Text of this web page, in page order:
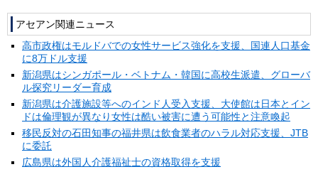
アセアン関連ニュース
高市政権はモルドバでの女性サービス強化を支援、国連人口基金
に8万ドル支援
新潟県はシンガポール・ベトナム・韓国に高校生派遣、グローバ
ル探究リーダー育成
新潟県は介護施設等へのインド人受入支援、大使館は日本とイン
ドは倫理観が異なり女性は酷い被害に遭う可能性と注意喚起
移民反対の石田知事の福井県は飲食業者のハラル対応支援、JTB
に委託
広島県は外国人介護福祉士の資格取得を支援